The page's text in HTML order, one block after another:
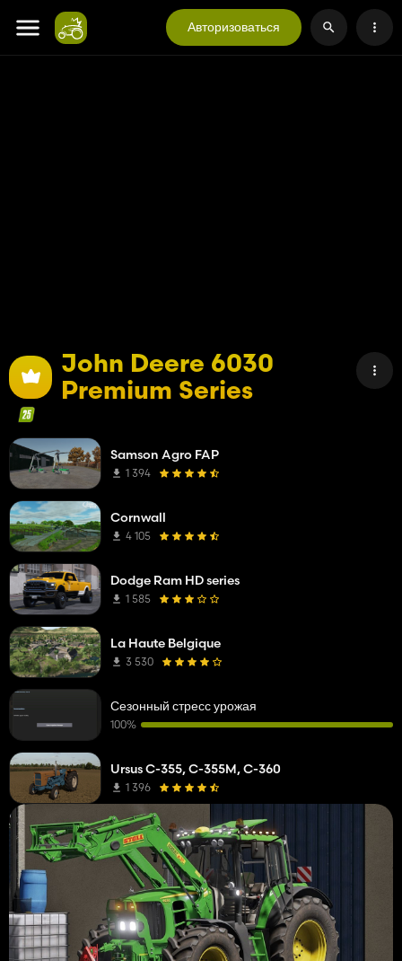
Авторизоваться
John Deere 6030
Premium Series
Samson Agro FAP
1 394
Cornwall
4 105
Dodge Ram HD series
1 585
La Haute Belgique
3 530
Сезонный стресс урожая
100%
Ursus C-355, C-355M, C-360
1 396